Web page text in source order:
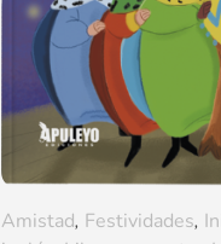
Amistad, Festividades,